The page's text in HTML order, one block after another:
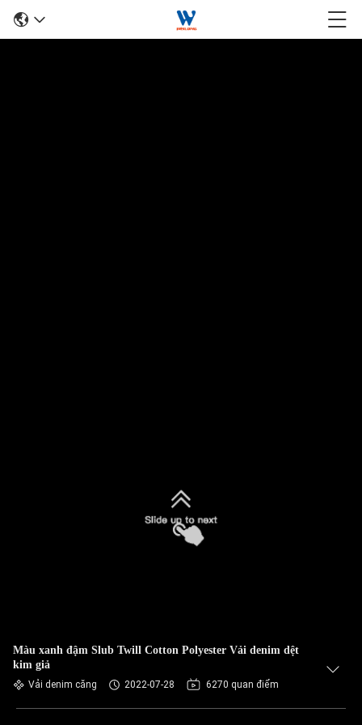
Màu xanh đậm Slub Twill Cotton Polyester Vải denim dệt
kim giả
Vải denim căng 2022-07-28 6270 quan điểm